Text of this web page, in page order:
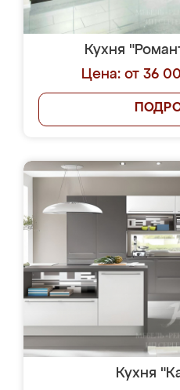
Кухня
Цена: от 36
Кухня